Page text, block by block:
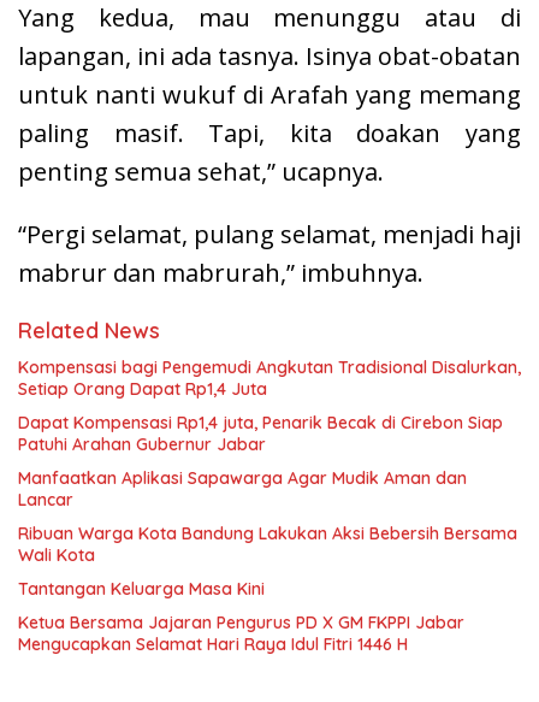
Yang kedua, mau menunggu atau di
lapangan, ini ada tasnya. Isinya obat-obatan
untuk nanti wukuf di Arafah yang memang
paling masif. Tapi, kita doakan yang
penting semua sehat,” ucapnya.
“Pergi selamat, pulang selamat, menjadi haji
mabrur dan mabrurah,” imbuhnya.
Related News
Kompensasi bagi Pengemudi Angkutan Tradisional Disalurkan,
Setiap Orang Dapat Rp1,4 Juta
Dapat Kompensasi Rp1,4 juta, Penarik Becak di Cirebon Siap
Patuhi Arahan Gubernur Jabar
Manfaatkan Aplikasi Sapawarga Agar Mudik Aman dan
Lancar
Ribuan Warga Kota Bandung Lakukan Aksi Bebersih Bersama
Wali Kota
Tantangan Keluarga Masa Kini
Ketua Bersama Jajaran Pengurus PD X GM FKPPI Jabar
Mengucapkan Selamat Hari Raya Idul Fitri 1446 H